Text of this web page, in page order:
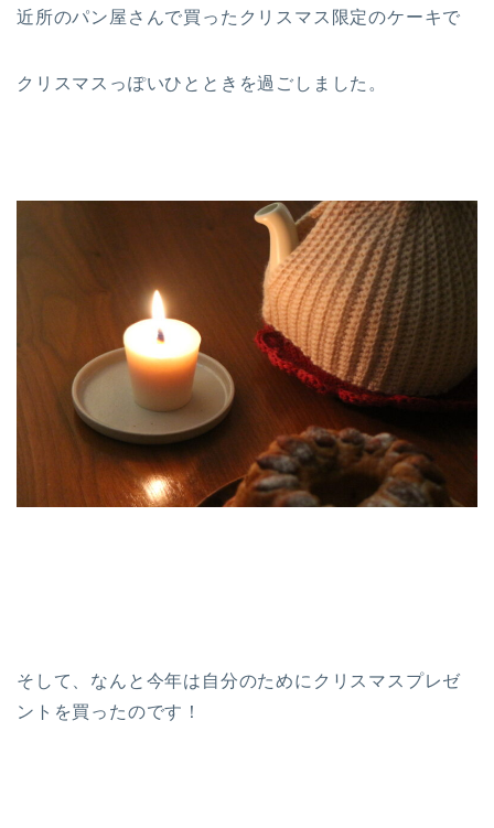
近所のパン屋さんで買ったクリスマス限定のケーキで
クリスマスっぽいひとときを過ごしました。
そして、なんと今年は自分のためにクリスマスプレゼ
ントを買ったのです！